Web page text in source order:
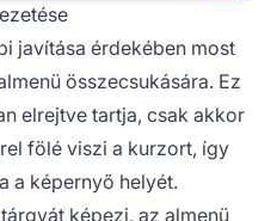
javítása érdekében most
összecsukására. Ez
elrejtve tartja, csak akkor
fölé viszi a kurzort, így
a képernyő helyét.
képezi, az almenü